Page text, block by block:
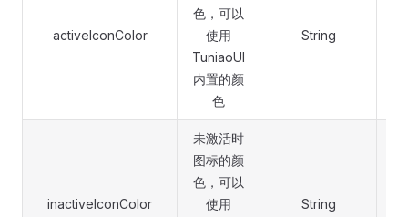
activeIconColor
色，可以
使用
TuniaoUI
内置的颜
色
String
inactiveIconColor
未激活时
图标的颜
色，可以
使用
String